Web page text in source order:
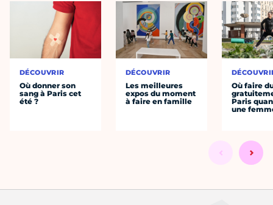
DÉCOUVRIR
Où donner son
sang à Paris cet
été ?
DÉCOUVRIR
Les meilleures
expos du moment
à faire en famille
Où faire
Paris
une